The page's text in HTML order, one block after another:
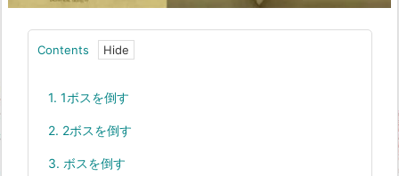
Contents
1. 1ボスを倒す
2. 2ボスを倒す
3. ボスを倒す